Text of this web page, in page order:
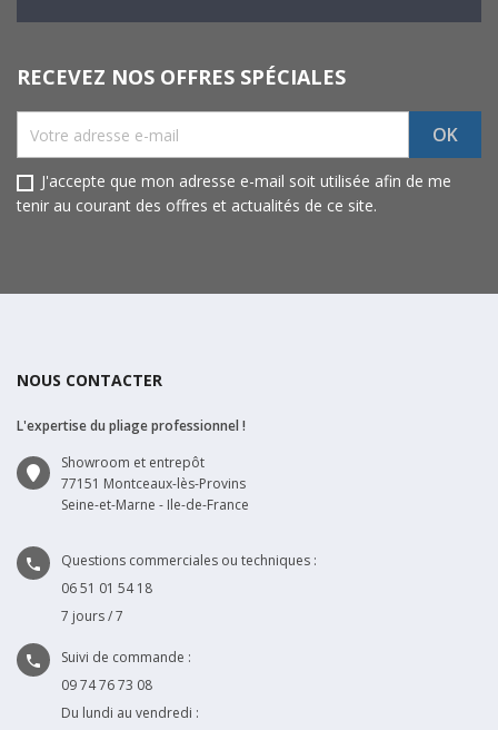
FacebookInstagramYoutube
RECEVEZ NOS OFFRES SPÉCIALES
J'accepte que mon adresse e-mail soit utilisée afin de me
tenir au courant des offres et actualités de ce site.
NOUS CONTACTER
L'expertise du pliage professionnel !
Showroom et entrepôt
77151 Montceaux-lès-Provins
Seine-et-Marne - Ile-de-France

Questions commerciales ou techniques :
06 51 01 54 18
7 jours / 7

Suivi de commande :
09 74 76 73 08
Du lundi au vendredi :